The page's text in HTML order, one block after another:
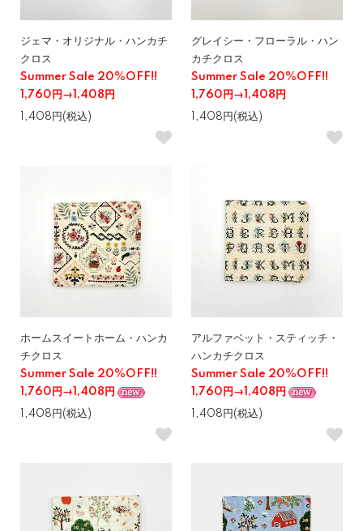
ジェマ・オリジナル・ハンカチ
クロス
Summer Sale 20%OFF!!
1,760円→1,408円
1,408円(税込)
グレイシー・フローラル・ハン
カチクロス
Summer Sale 20%OFF!!
1,760円→1,408円
1,408円(税込)
ホームスイートホーム・ハンカ
チクロス
Summer Sale 20%OFF!!
1,760円→1,408円
1,408円(税込)
アルファベット・スティッチ・
ハンカチクロス
Summer Sale 20%OFF!!
1,760円→1,408円
1,408円(税込)